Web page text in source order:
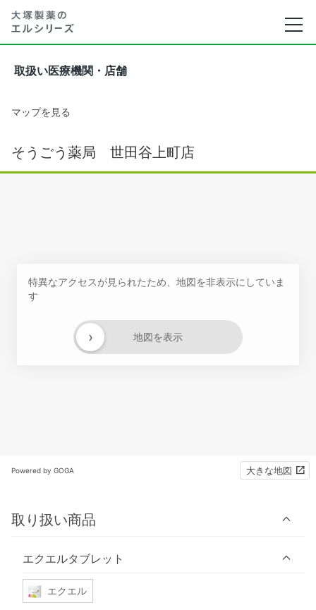
取扱い医療機関・店舗
マップを見る
そうごう薬局 世田谷上町店
特異なアクセスが見られたため、地図を非表示にしていま
す
地図を表示
›
Powered by GOGA 大きな地図
取り扱い商品
エクエルタブレット
エクエル